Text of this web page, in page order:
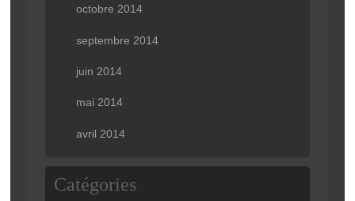
octobre 2014
septembre 2014
juin 2014
mai 2014
avril 2014
Catégories